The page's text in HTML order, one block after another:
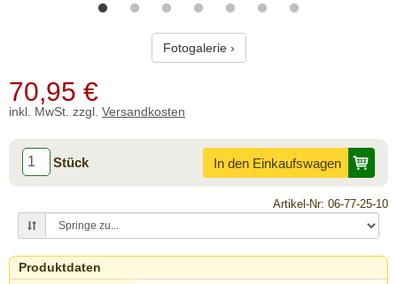
Fotogalerie ›
70,95 €
inkl. MwSt. zzgl. Versandkosten
Stück In den Einkaufswagen
Artikel-Nr: 06-77-25-10
Produktdaten